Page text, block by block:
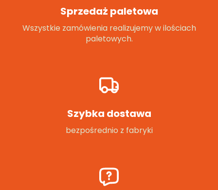
Sprzedaż paletowa
Wszystkie zamówienia realizujemy w ilościach
paletowych.
Szybka dostawa
bezpośrednio z fabryki